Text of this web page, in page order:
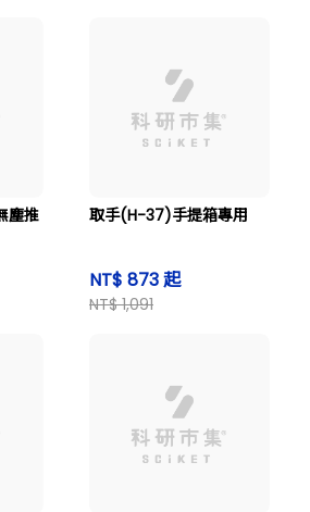
塵推
取手(H-37)手提箱專用
NT$ 873 起
NT$ 1,091